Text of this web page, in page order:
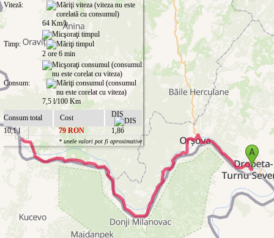
Viteză:
64 Km/h
Timp:
2 ore 6 min
Consum:
7,5 l/100 Km
Consum total
Cost
DIS
10,1 l
79 RON 1,86
* unele valori pot fi aproximative